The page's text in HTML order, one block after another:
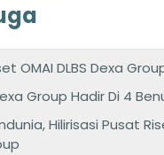
OMAI DLBS Dexa
Group Hadir Di 4
Hilirisasi Pusat